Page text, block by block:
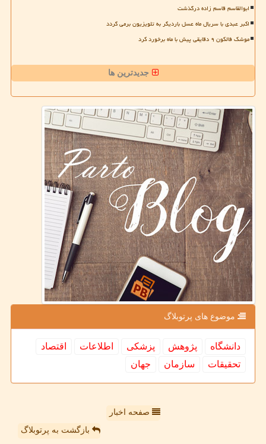
ابوالقاسم قاسم زاده درگذشت
اکبر عبدی با سریال ماه عسل باردیگر به تلویزیون برمی گردد
موشک فالکون ۹ دقایقی پیش با ماه برخورد کرد
جدیدترین ها
موضوع های پرتوبلاگ
دانشگاه پژوهش پزشكی اطلاعات
اقتصاد
تحقیقات
سازمان جهان
صفحه اخبار
بازگشت به پرتوبلاگ